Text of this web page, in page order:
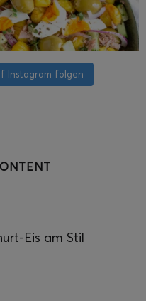
Instagram folgen
Eis am Stil